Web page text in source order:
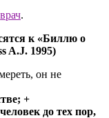
врач.
к «Биллю о
A.J. 1995)
он не
+
до тех пор,